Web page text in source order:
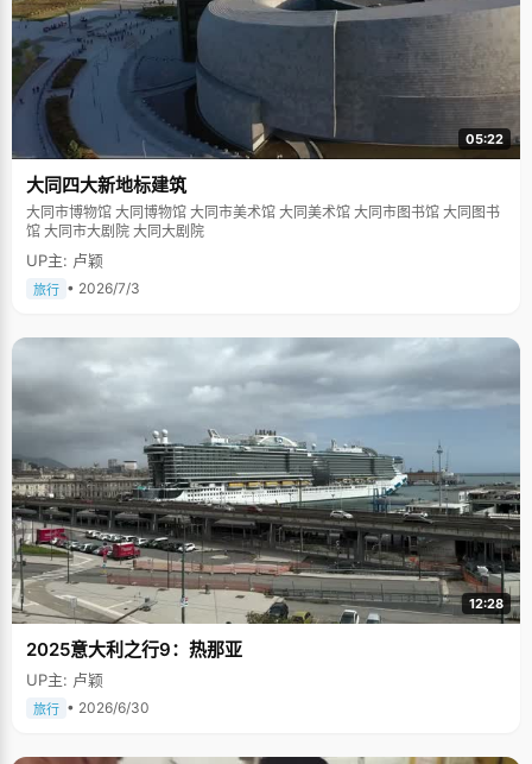
05:22
大同四大新地标建筑
大同市博物馆 大同博物馆 大同市美术馆 大同美术馆 大同市图书馆 大同图书
馆 大同市大剧院 大同大剧院
UP主: 卢颖
旅行 • 2026/7/3
12:28
2025意大利之行9：热那亚
UP主: 卢颖
旅行 • 2026/6/30